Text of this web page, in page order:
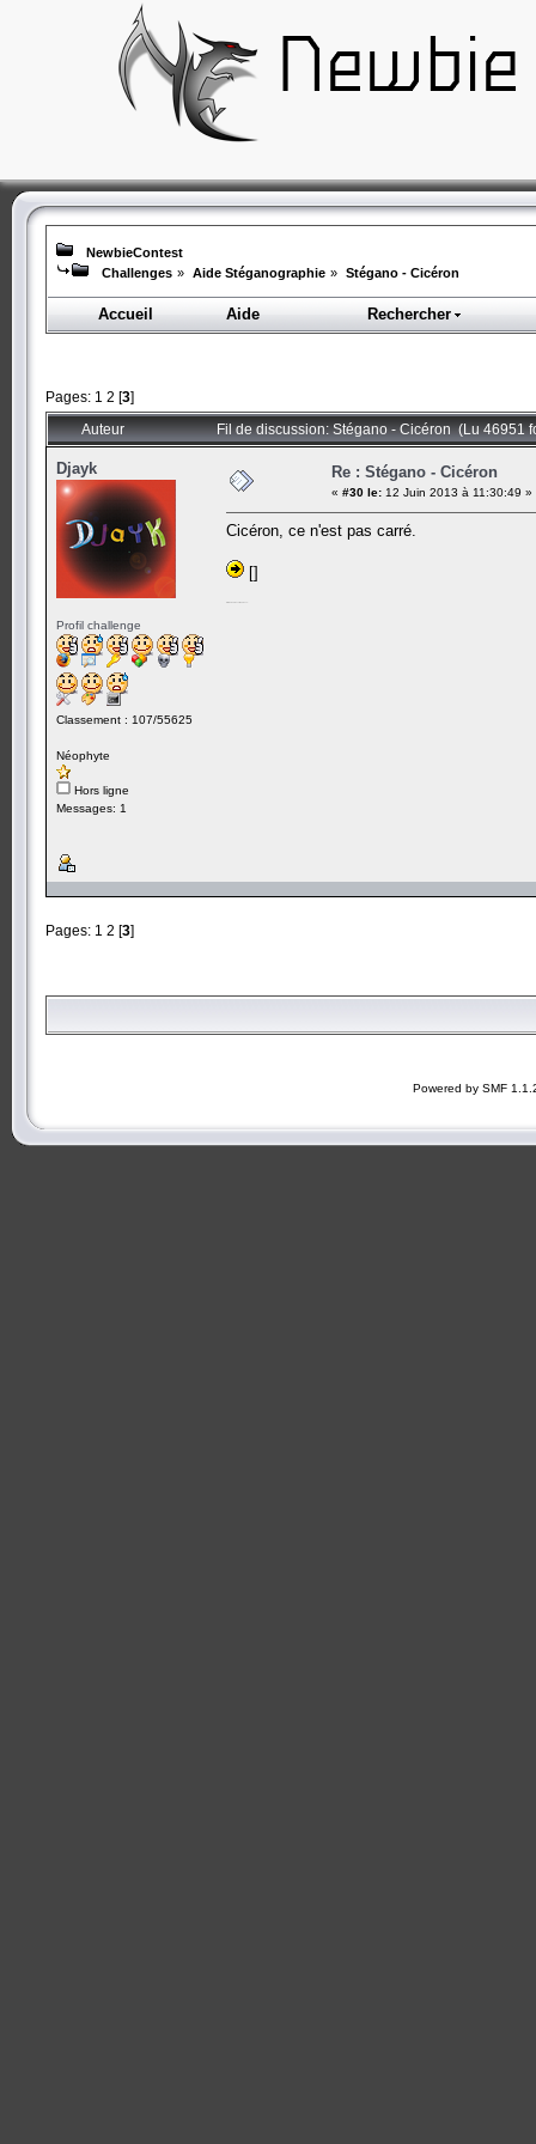
NewbieContest
Challenges » Aide Stéganographie » Stégano - Cicéron
Accueil Aide Rechercher
Pages: 1 2 [3]
Auteur Fil de discussion: Stégano - Cicéron (Lu 46951
Djayk
Profil challenge
Classement : 107/55625
Néophyte
Hors ligne
Messages: 1
Re : Stégano - Cicéron
« #30 le: 12 Juin 2013 à 11:30:49 »
Cicéron, ce n'est pas carré.
[]
Pages: 1 2 [3]
Powered by SMF